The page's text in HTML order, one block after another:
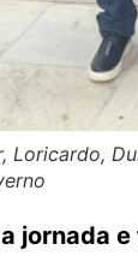
Loricardo,
jornada